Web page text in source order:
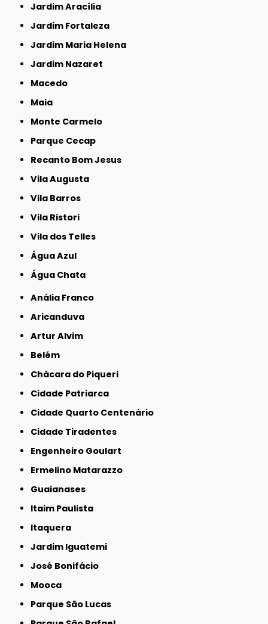
Jardim Aracília
Jardim Fortaleza
Jardim Maria Helena
Jardim Nazaret
Macedo
Maia
Monte Carmelo
Parque Cecap
Recanto Bom Jesus
Vila Augusta
Vila Barros
Vila Ristori
Vila dos Telles
Água Azul
Água Chata
Anália Franco
Aricanduva
Artur Alvim
Belém
Chácara do Piqueri
Cidade Patriarca
Cidade Quarto Centenário
Cidade Tiradentes
Engenheiro Goulart
Ermelino Matarazzo
Guaianases
Itaim Paulista
Itaquera
Jardim Iguatemi
José Bonifácio
Mooca
Parque São Lucas